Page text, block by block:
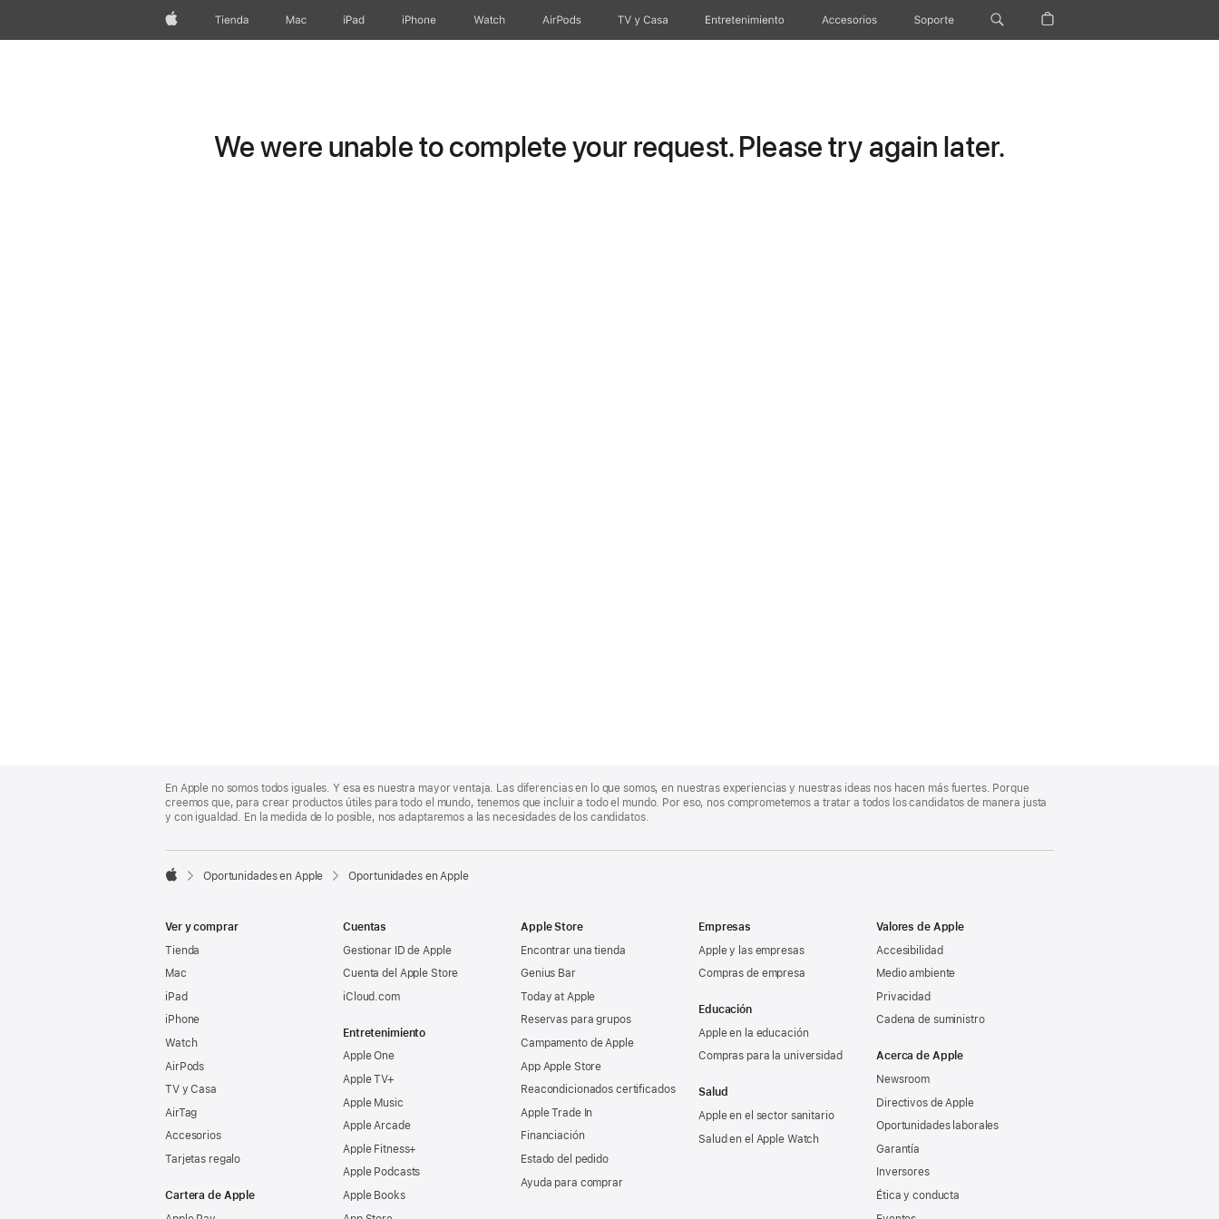
AppleTienda Mac iPad iPhone Watch AirPods TV y Casa Entretenimiento Accesorios Soporte
We were unable to complete your request. Please try again later.
Footer
En Apple no somos todos iguales. Y esa es nuestra mayor ventaja. Las diferencias en lo que somos, en nuestras experiencias y nuestras ideas nos hacen más fuertes. Porque
creemos que, para crear productos útiles para todo el mundo, tenemos que incluir a todo el mundo. Por eso, nos comprometemos a tratar a todos los candidatos de manera justa
y con igualdad. En la medida de lo posible, nos adaptaremos a las necesidades de los candidatos.

Oportunidades en Apple Oportunidades en Apple
Ver y comprar
Tienda
Mac
iPad
iPhone
Watch
AirPods
TV y Casa
AirTag
Accesorios
Tarjetas regalo
Cartera de Apple
Cuentas
Gestionar ID de Apple
Cuenta del Apple Store
iCloud.com
Entretenimiento
Apple One
Apple TV+
Apple Music
Apple Arcade
Apple Fitness+
Apple Podcasts
Apple Books
Apple Store
Encontrar una tienda
Genius Bar
Today at Apple
Reservas para grupos
Campamento de Apple
App Apple Store
Reacondicionados certificados
Apple Trade In
Financiación
Estado del pedido
Ayuda para comprar
Empresas
Apple y las empresas
Compras de empresa
Educación
Apple en la educación
Compras para la universidad
Salud
Apple en el sector sanitario
Salud en el Apple Watch
Valores de Apple
Accesibilidad
Medio ambiente
Privacidad
Cadena de suministro
Acerca de Apple
Newsroom
Directivos de Apple
Oportunidades laborales
Garantía
Inversores
Ética y conducta